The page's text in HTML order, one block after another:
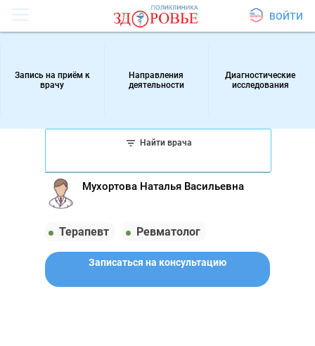
ВОЙТИ
Запись на приём к
врачу
Направления
деятельности
Диагностические
исследования
Найти врача
Мухортова Наталья Васильевна
Терапевт Ревматолог
Записаться на консультацию